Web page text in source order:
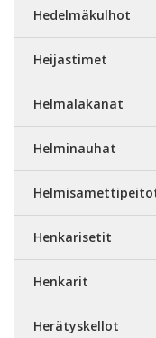
Hedelmäkulhot
Heijastimet
Helmalakanat
Helminauhat
Henkarisetit
Henkarit
Herätyskellot